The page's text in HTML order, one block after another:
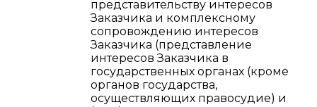
представительству интересов
Заказчика и комплексному
сопровождению интересов
Заказчика (представление
интересов Заказчика в
государственных органах (кроме
органов государства,
осуществляющих правосудие) и